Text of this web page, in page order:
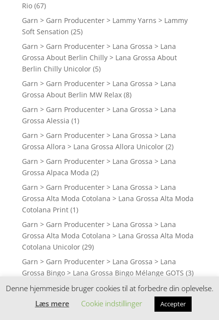
Rio (67)
Garn > Garn Producenter > Lammy Yarns > Lammy
Soft Sensation (25)
Garn > Garn Producenter > Lana Grossa > Lana
Grossa About Berlin Chilly > Lana Grossa About
Berlin Chilly Unicolor (5)
Garn > Garn Producenter > Lana Grossa > Lana
Grossa About Berlin MW Relax (8)
Garn > Garn Producenter > Lana Grossa > Lana
Grossa Alessia (1)
Garn > Garn Producenter > Lana Grossa > Lana
Grossa Allora > Lana Grossa Allora Unicolor (2)
Garn > Garn Producenter > Lana Grossa > Lana
Grossa Alpaca Moda (2)
Garn > Garn Producenter > Lana Grossa > Lana
Grossa Alta Moda Cotolana > Lana Grossa Alta Moda
Cotolana Print (1)
Garn > Garn Producenter > Lana Grossa > Lana
Grossa Alta Moda Cotolana > Lana Grossa Alta Moda
Cotolana Unicolor (29)
Garn > Garn Producenter > Lana Grossa > Lana
Grossa Bingo > Lana Grossa Bingo Mélange GOTS (3)
Garn > Garn Producenter > Lana Grossa > Lana
Grossa Bingo > Lana Grossa Bingo Unicolor (63)
Garn > Garn Producenter > Lana Grossa > Lana
Denne hjemmeside bruger cookies til at forbedre din oplevelse.
Læs mere
Cookie indstillinger Accepter